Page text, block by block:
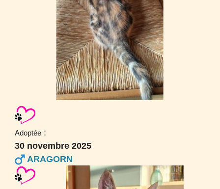
Adoptée :
30 novembre 2025
ARAGORN